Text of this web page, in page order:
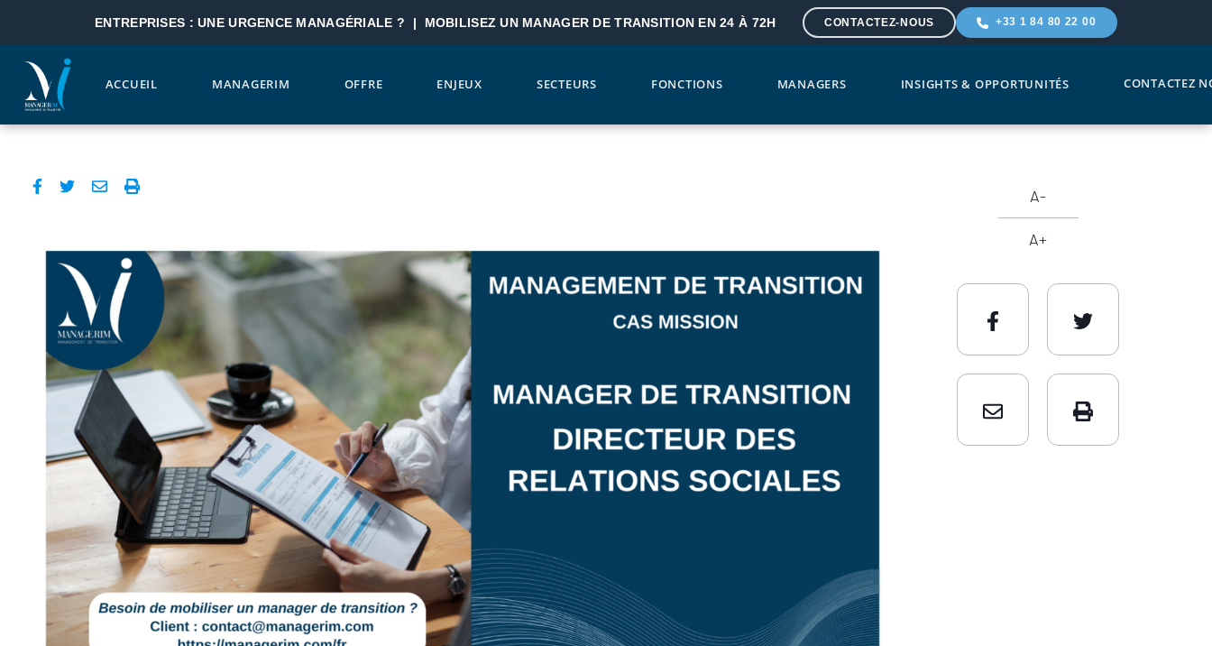
ENTREPRISES : UNE URGENCE MANAGÉRIALE ? | MOBILISEZ UN MANAGER DE TRANSITION EN 24 À 72H CONTACTEZ-NOUS +33 1 84 80 22 00
Aller au contenu principal
ACCUEIL MANAGERIM OFFRE ENJEUX SECTEURS FONCTIONS MANAGERS INSIGHTS & OPPORTUNITÉS CONTACTEZ
A-
A+